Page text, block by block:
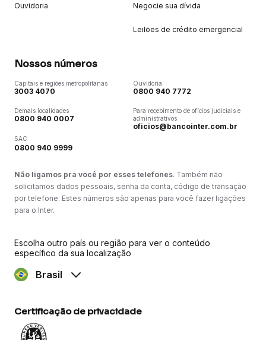
Ouvidoria Negocie sua dívida
Leilões de crédito emergencial
Nossos números
Capitais e regiões metropolitanas
3003 4070
Demais localidades
0800 940 0007
SAC
0800 940 9999
Ouvidoria
0800 940 7772
Para recebimento de ofícios judiciais e
administrativos
oficios@bancointer.com.br
Não ligamos pra você por esses telefones. Também não
solicitamos dados pessoais, senha da conta, código de transação
por telefone. Estes números são apenas para você fazer ligações
para o Inter.
Escolha outro país ou região para ver o conteúdo
específico da sua localização
Brasil
Certificação de privacidade